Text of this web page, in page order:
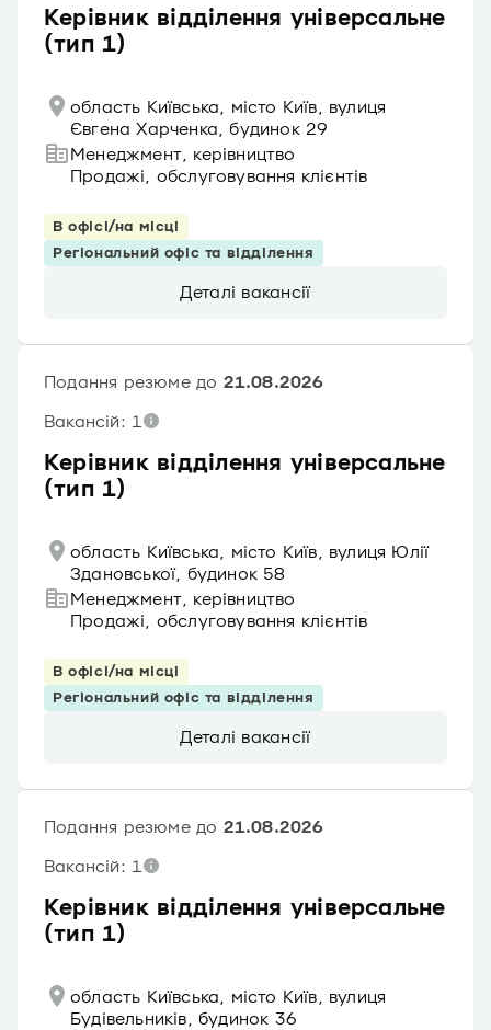
Керівник відділення універсальне
(тип 1)
область Київська, місто Київ, вулиця
Євгена Харченка, будинок 29
Менеджмент, керівництво
Продажі, обслуговування клієнтів
В офісі/на місці
Регіональний офіс та відділення
Деталі вакансії
Керівник відділення універсальне
(тип 1)
Подання резюме до 21.08.2026
Вакансій: 1
область Київська, місто Київ, вулиця Юлії
Здановської, будинок 58
Менеджмент, керівництво
Продажі, обслуговування клієнтів
В офісі/на місці
Регіональний офіс та відділення
Деталі вакансії
Керівник відділення універсальне
(тип 1)
Подання резюме до 21.08.2026
Вакансій: 1
область Київська, місто Київ, вулиця
Будівельників, будинок 36